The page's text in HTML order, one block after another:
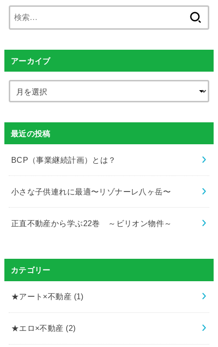
索:
アーカイブ
最近の投稿
BCP（事業継続計画）とは？
小さな子供連れに最適〜リゾナーレ八ヶ岳〜
正直不動産から学ぶ22巻 ～ビリオン物件～
カテゴリー
★アート×不動産 (1)
★エロ×不動産 (2)